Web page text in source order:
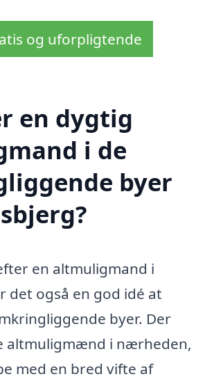
og uforpligtende
en dygtig
i de
byer
en altmuligmand i
det også en god idé at
byer. Der
altmuligmænd i nærheden,
med en bred vifte af